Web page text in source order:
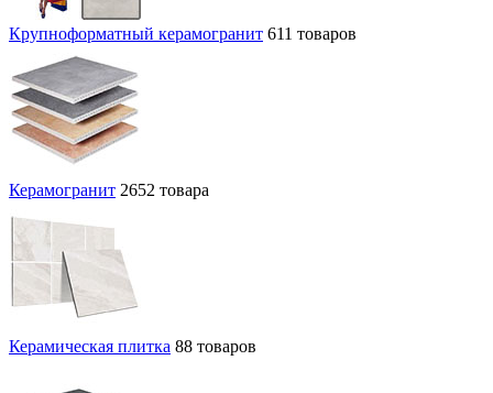
Крупноформатный керамогранит 611 товаров
Керамогранит 2652 товара
Керамическая плитка 88 товаров